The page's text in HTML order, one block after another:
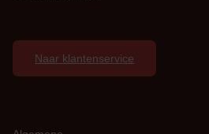
Naar klantenservice